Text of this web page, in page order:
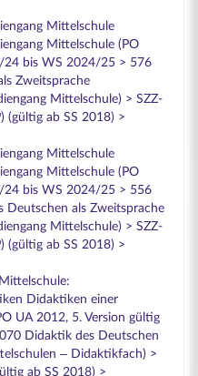
Mittelschule
Mittelschule (PO
24 bis WS 2024/25 > 576
Zweitsprache
Mittelschule) > SZZ-
(gültig ab SS 2018) >
Mittelschule
Mittelschule (PO
24 bis WS 2024/25 > 556
Deutschen als Zweitsprache
Mittelschule) > SZZ-
(gültig ab SS 2018) >
Didaktiken einer
UA 2012, 5. Version gültig
Didaktik des Deutschen
– Didaktikfach) >
ab SS 2018) >